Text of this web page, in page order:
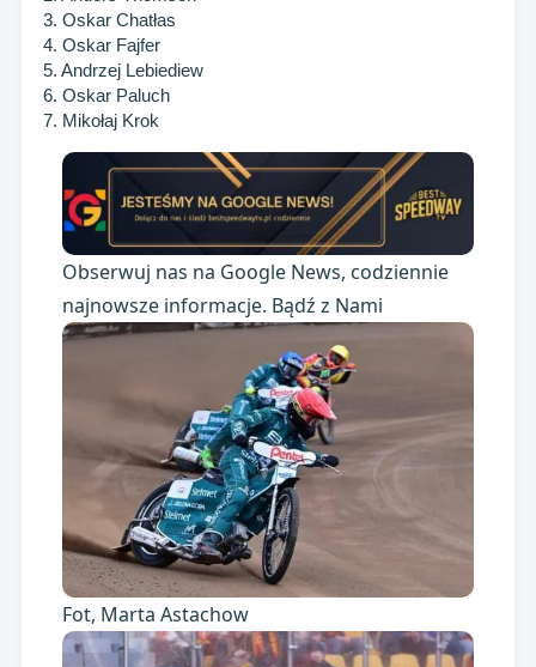
3. Oskar Chatłas
4. Oskar Fajfer
5. Andrzej Lebiediew
6. Oskar Paluch
7. Mikołaj Krok
Obserwuj nas na Google News, codziennie
najnowsze informacje. Bądź z Nami
Fot, Marta Astachow